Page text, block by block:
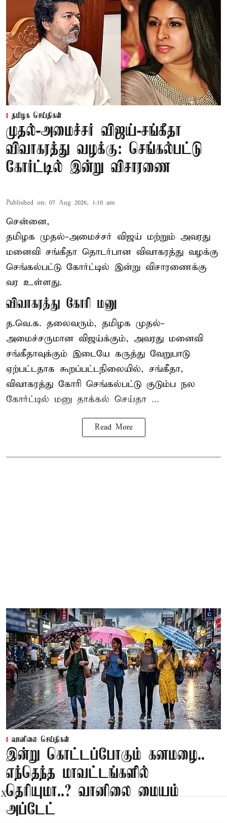
தமிழக செய்திகள்
முதல்-அமைச்சர் விஜய்-சங்கீதா
விவாகரத்து வழக்கு: செங்கல்பட்டு
கோர்ட்டில் இன்று விசாரணை
Published on: 07 Aug 2026, 1:10 am
சென்னை,
தமிழக முதல்-அமைச்சர் விஜய் மற்றும் அவரது
மனைவி சங்கீதா தொடர்பான விவாகரத்து வழக்கு
செங்கல்பட்டு கோர்ட்டில் இன்று விசாரணைக்கு
வர உள்ளது.
விவாகரத்து கோரி மனு
த.வெ.க. தலைவரும், தமிழக முதல்-
அமைச்சருமான விஜய்க்கும், அவரது மனைவி
சங்கீதாவுக்கும் இடையே கருத்து வேறுபாடு
ஏற்பட்டதாக கூறப்பட்டநிலையில், சங்கீதா,
விவாகரத்து கோரி செங்கல்பட்டு குடும்ப நல
கோர்ட்டில் மனு தாக்கல் செய்தா ...
Read More
வானிலை செய்திகள்
இன்று கொட்டப்போகும் கனமழை..
எந்தெந்த மாவட்டங்களில்
தெரியுமா..? வானிலை மையம்
அப்டேட்
X